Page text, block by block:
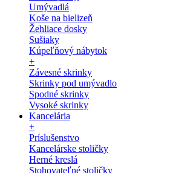
Umývadlá
Koše na bielizeň
Žehliace dosky
Sušiaky
Kúpeľňový nábytok
+
Závesné skrinky
Skrinky pod umývadlo
Spodné skrinky
Vysoké skrinky
Kancelária
+
Príslušenstvo
Kancelárske stoličky
Herné kreslá
Stohovateľné stoličky